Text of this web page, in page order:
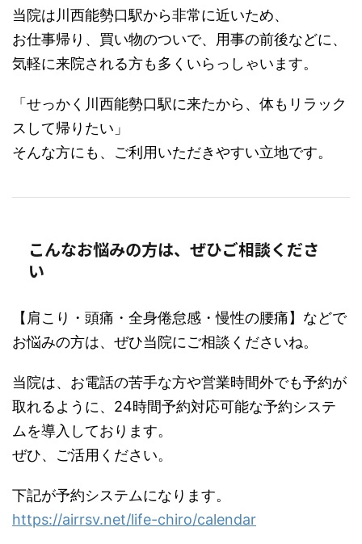
当院は川西能勢口駅から非常に近いため、
お仕事帰り、買い物のついで、用事の前後などに、
気軽に来院される方も多くいらっしゃいます。
「せっかく川西能勢口駅に来たから、体もリラック
スして帰りたい」
そんな方にも、ご利用いただきやすい立地です。
こんなお悩みの方は、ぜひご相談くださ
い
【肩こり・頭痛・全身倦怠感・慢性の腰痛】などで
お悩みの方は、ぜひ当院にご相談くださいね。
当院は、お電話の苦手な方や営業時間外でも予約が
取れるように、24時間予約対応可能な予約システ
ムを導入しております。
ぜひ、ご活用ください。
下記が予約システムになります。
https://airrsv.net/life-chiro/calendar